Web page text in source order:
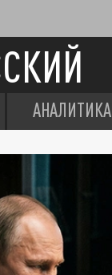
АНАЛИТИКА